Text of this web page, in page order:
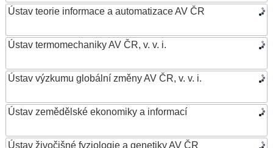
Ústav teorie informace a automatizace AV ČR
Ústav termomechaniky AV ČR, v. v. i.
Ústav výzkumu globální změny AV ČR, v. v. i.
Ústav zemědělské ekonomiky a informací
Ústav živočišné fyziologie a genetiky AV ČR